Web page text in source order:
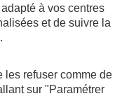
perçue chaque
catégorie des
des
en vigueur au jour
à vos centres
et de suivre la
les refuser comme de
sur "Paramétrer